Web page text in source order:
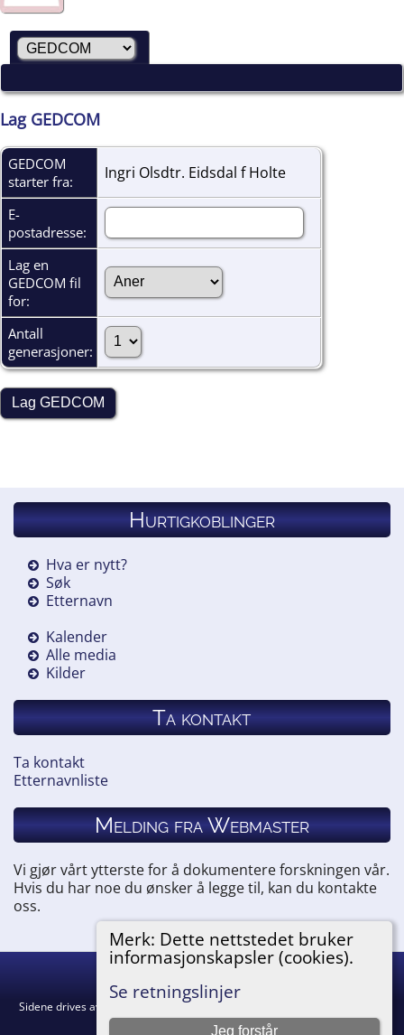
Merk: Dette nettstedet bruker
informasjonskapsler (cookies).
Se retningslinjer
Jeg forstår
Lag GEDCOM
GEDCOM
starter fra:
Ingri Olsdtr. Eidsdal f Holte
E-
postadresse:
Lag en
GEDCOM fil
for:
Antall
generasjoner:
Hurtigkoblinger
Hva er nytt?
Søk
Etternavn
Kalender
Alle media
Kilder
Ta kontakt
Ta kontakt
Etternavnliste
Melding fra Webmaster
Vi gjør vårt ytterste for å dokumentere forskningen vår.
Hvis du har noe du ønsker å legge til, kan du kontakte
oss.
Sidene drives av The Next Generation of Genealogy Sitebuilding
skrevet av Darrin Lythgoe © 2001-2026.